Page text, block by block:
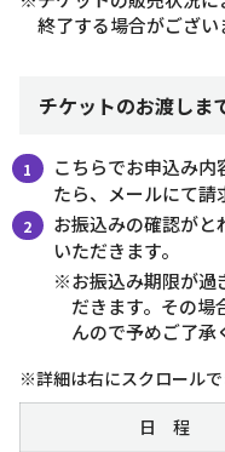
終了する場合がござい
チケットのお渡しま
こちらでお申込み
たら、メールにて請
お振込みの確認がと
いただきます。
※お振込み期限が過
だきます。その場
んので予めご了承
※詳細は右にスクロール
日 程